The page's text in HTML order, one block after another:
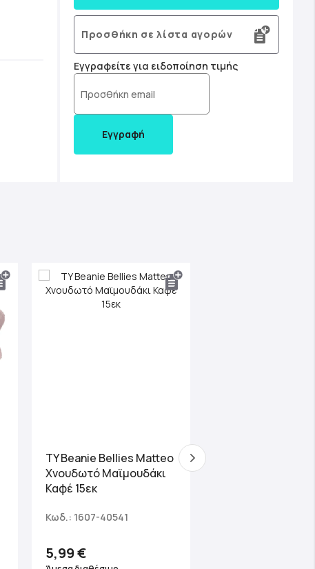
Προσθήκη σε λίστα αγορών
Εγγραφείτε για ειδοποίηση τιμής
Εγγραφή
TY Beanie Bellies Matteo
Χνουδωτό Μαϊμουδάκι
Καφέ 15εκ
Κωδ.: 1607-40541
5,99 €